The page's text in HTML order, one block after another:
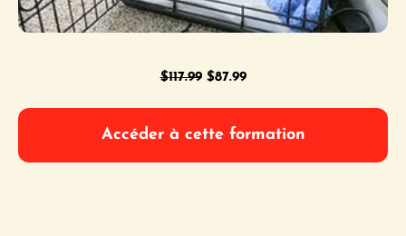
$117.99 Le
était :
$117.99.
$87.99Le
est :
$87.99.
Accéder à cette formation